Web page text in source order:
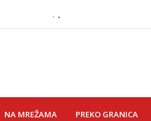
genocid,
neko
NA MREŽAMA PREKO GRANICA